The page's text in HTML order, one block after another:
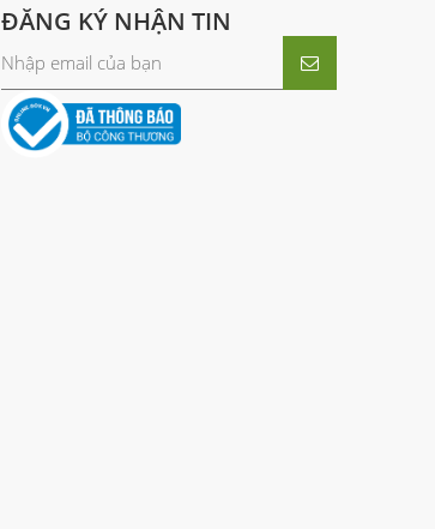
ĐĂNG KÝ NHẬN TIN